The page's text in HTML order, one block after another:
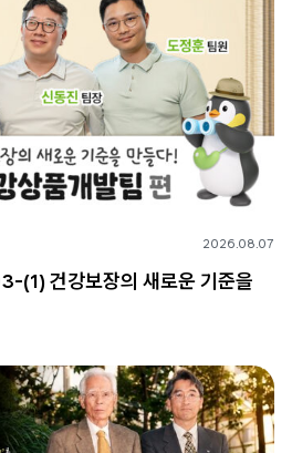
2026.08.07
(1) 건강보장의 새로운 기준을